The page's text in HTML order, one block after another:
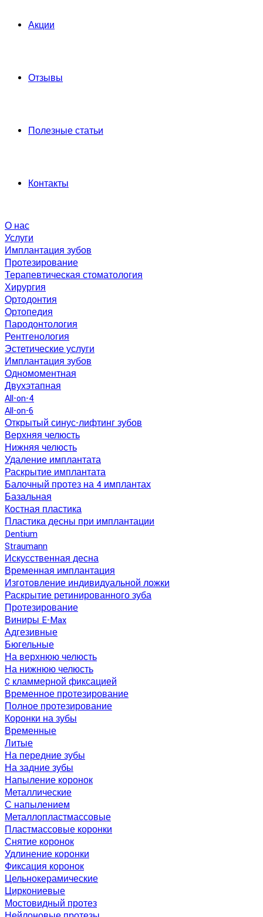
Акции
Отзывы
Полезные статьи
Контакты
О нас
Услуги
Имплантация зубов
Протезирование
Терапевтическая стоматология
Хирургия
Ортодонтия
Ортопедия
Пародонтология
Рентгенология
Эстетические услуги
Имплантация зубов
Одномоментная
Двухэтапная
All-on-4
All-on-6
Открытый синус-лифтинг зубов
Верхняя челюсть
Нижняя челюсть
Удаление имплантата
Раскрытие имплантата
Балочный протез на 4 имплантах
Базальная
Костная пластика
Пластика десны при имплантации
Dentium
Straumann
Искусственная десна
Временная имплантация
Изготовление индивидуальной ложки
Раскрытие ретинированного зуба
Протезирование
Виниры E-Max
Адгезивные
Бюгельные
На верхнюю челюсть
На нижнюю челюсть
C кламмерной фиксацией
Временное протезирование
Полное протезирование
Коронки на зубы
Временные
Литые
На передние зубы
На задние зубы
Напыление коронок
Металлические
С напылением
Металлопластмассовые
Пластмассовые коронки
Снятие коронок
Удлинение коронки
Фиксация коронок
Цельнокерамические
Циркониевые
Мостовидный протез